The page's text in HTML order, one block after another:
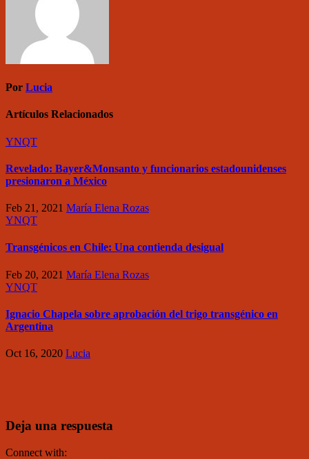
Por Lucia
Artículos Relacionados
YNQT
Revelado: Bayer&Monsanto y funcionarios estadounidenses
presionaron a México
Feb 21, 2021 María Elena Rozas
YNQT
Transgénicos en Chile: Una contienda desigual
Feb 20, 2021 María Elena Rozas
YNQT
Ignacio Chapela sobre aprobación del trigo transgénico en
Argentina
Oct 16, 2020 Lucia
Deja una respuesta
Connect with: